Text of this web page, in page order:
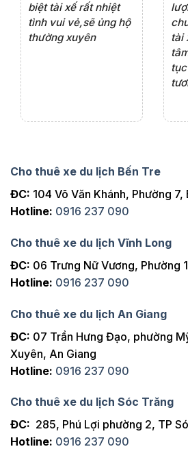
biệt tài xế rất nhiệt
tình vui vẻ,sẽ ủng hộ
thường xuyên
tài
Cho thuê xe du lịch Bến Tre
ĐC: 104 Võ Văn Khánh, Phường 7,
Hotline: 0916 237 090
Cho thuê xe du lịch Vĩnh Long
ĐC: 06 Trưng Nữ Vương, Phường
Hotline: 0916 237 090
Cho thuê xe du lịch An Giang
ĐC: 07 Trần Hưng Đạo, phường
Xuyên, An Giang
Hotline: 0916 237 090
Cho thuê xe du lịch Sóc Trăng
ĐC: 285, Phú Lợi phường 2, TP
Hotline: 0916 237 090